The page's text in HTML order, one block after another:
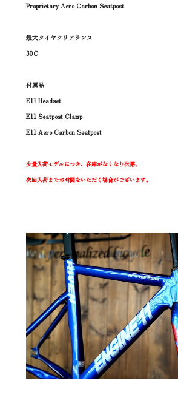
Proprietary Aero Carbon Seatpost
最大タイヤクリアランス
30C
付属品
E11 Headset
E11 Seatpost Clamp
E11 Aero Carbon Seatpost
少量入荷モデルにつき、在庫がなくなり次第、
次回入荷までお時間をいただく場合がございます。